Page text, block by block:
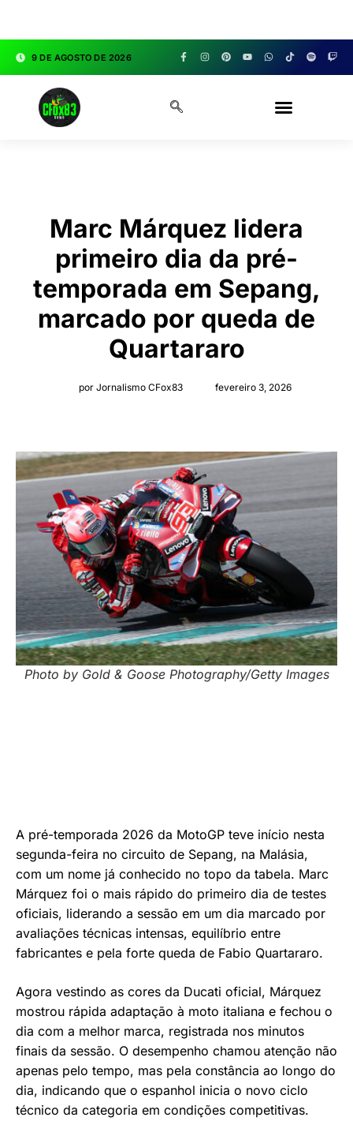
9 DE AGOSTO DE 2026
Marc Márquez lidera
primeiro dia da pré-
temporada em Sepang,
marcado por queda de
Quartararo
por Jornalismo CFox83 fevereiro 3, 2026
Photo by Gold & Goose Photography/Getty Images
A pré-temporada 2026 da MotoGP teve início nesta
segunda-feira no circuito de Sepang, na Malásia,
com um nome já conhecido no topo da tabela. Marc
Márquez foi o mais rápido do primeiro dia de testes
oficiais, liderando a sessão em um dia marcado por
avaliações técnicas intensas, equilíbrio entre
fabricantes e pela forte queda de Fabio Quartararo.
Agora vestindo as cores da Ducati oficial, Márquez
mostrou rápida adaptação à moto italiana e fechou o
dia com a melhor marca, registrada nos minutos
finais da sessão. O desempenho chamou atenção não
apenas pelo tempo, mas pela constância ao longo do
dia, indicando que o espanhol inicia o novo ciclo
técnico da categoria em condições competitivas.